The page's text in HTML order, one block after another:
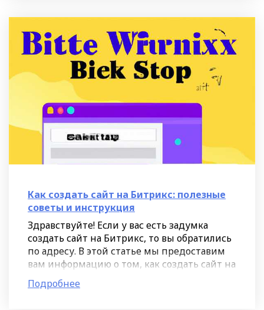
Как создать сайт на Битрикс: полезные
советы и инструкция
Здравствуйте! Если у вас есть задумка
создать сайт на Битрикс, то вы обратились
по адресу. В этой статье мы предоставим
вам информацию о том, как создать сайт на
Битрикс и поделимся полезными советами
и инструкцией,
Подробнее